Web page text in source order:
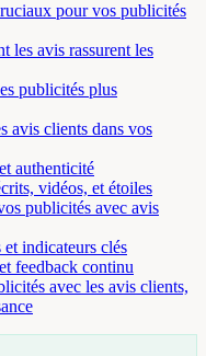
pour vos publicités
les avis rassurent les
publicités plus
avis clients dans vos
authenticité
vidéos, et étoiles
publicités avec avis
indicateurs clés
feedback continu
avec les avis clients,